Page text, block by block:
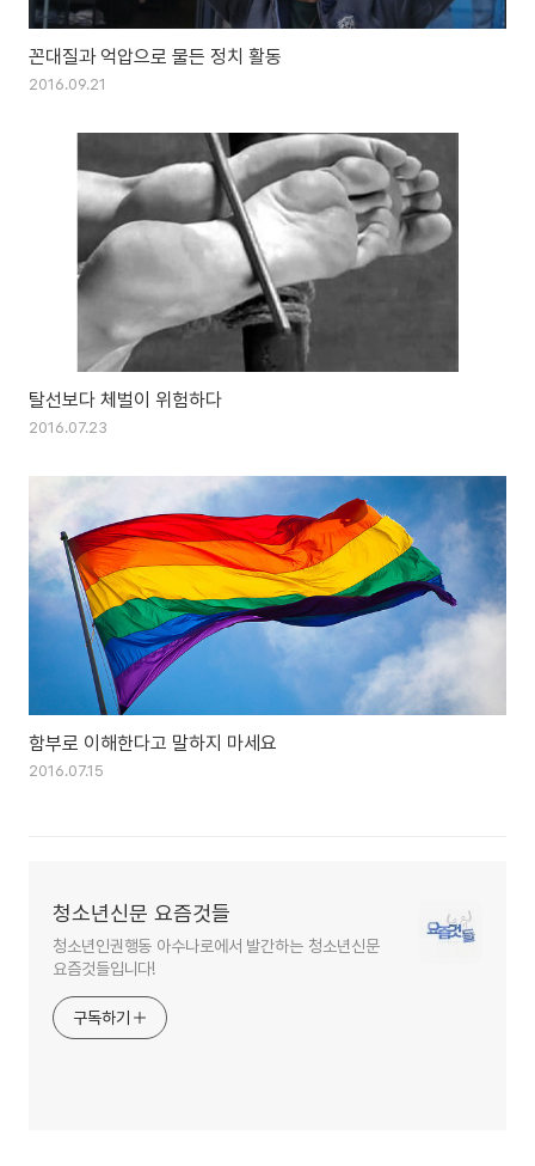
꼰대질과 억압으로 물든 정치 활동
2016.09.21
탈선보다 체벌이 위험하다
2016.07.23
함부로 이해한다고 말하지 마세요
2016.07.15
청소년신문 요즘것들
청소년인권행동 아수나로에서 발간하는 청소년신문
요즘것들입니다!
구독하기